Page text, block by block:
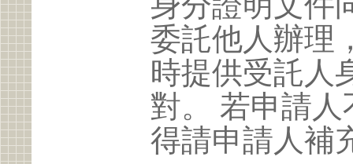
委託他人辦理
時提供受託人
對。 若申請
得請申請人補